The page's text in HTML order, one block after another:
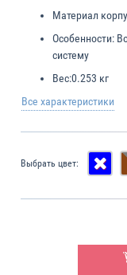
Материал
Особенности:
систему
Вес:0.253 кг
Все характеристики
Выбрать цвет: